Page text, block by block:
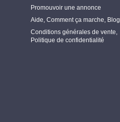
Promouvoir une annonce
Aide Comment ça marche Blog
Conditions générales de vente
Politique de confidentialité